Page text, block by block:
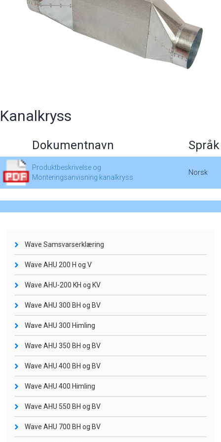
Kanalkryss
Dokumentnavn Språk
Produktbeskrivelse og
Monteringsanvisning kanalkryss
Norsk
Wave Samsvarserklæring
Wave AHU 200 H og V
Wave AHU-200 KH og KV
Wave AHU 300 BH og BV
Wave AHU 300 Himling
Wave AHU 350 BH og BV
Wave AHU 400 BH og BV
Wave AHU 400 Himling
Wave AHU 550 BH og BV
Wave AHU 700 BH og BV